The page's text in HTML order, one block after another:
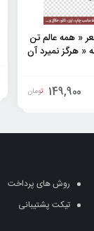
« همه عالم تن
« هرگز نمیرد آن
149,900 تومان
روش های پرداخت
تیکت پشتیبانی